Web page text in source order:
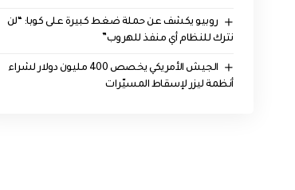
روبيو يكشف عن حملة ضغط كبيرة على كوبا: “لن
نترك للنظام أي منفذ للهروب”
الجيش الأمريكي يخصص 400 مليون دولار لشراء
أنظمة ليزر لإسقاط المسيّرات